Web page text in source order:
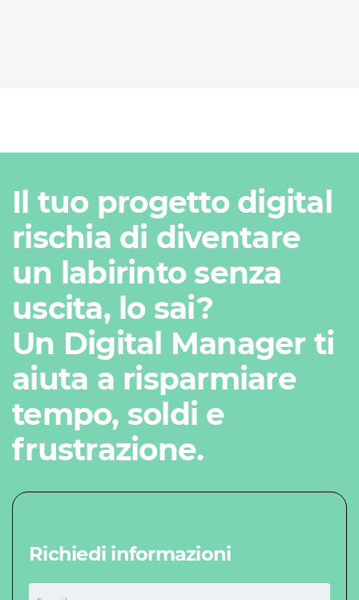
Il tuo progetto digital
rischia di diventare
un labirinto senza
uscita, lo sai?
Un Digital Manager ti
aiuta a risparmiare
tempo, soldi e
frustrazione.
Richiedi informazioni